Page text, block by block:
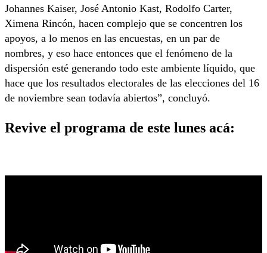
Johannes Kaiser, José Antonio Kast, Rodolfo Carter,
Ximena Rincón, hacen complejo que se concentren los
apoyos, a lo menos en las encuestas, en un par de
nombres, y eso hace entonces que el fenómeno de la
dispersión esté generando todo este ambiente líquido, que
hace que los resultados electorales de las elecciones del 16
de noviembre sean todavía abiertos”, concluyó.
Revive el programa de este lunes acá: